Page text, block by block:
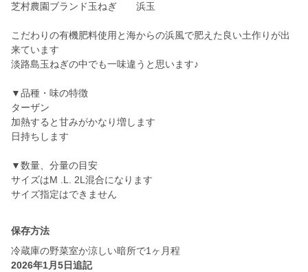
芝村農園ブランド玉ねぎ 浜玉
こだわりの有機肥料使用と海からの浜風で肥えた良い土作りが出
来ています
淡路島玉ねぎの中でも一味違うと思います♪
▼品種・味の特徴
ターザン
加熱すると甘みがかなり増します
日持ちします
▼数量、分量の目安
サイズはM .L. 2L混合になります
サイズ指定はできません
保存方法
冷蔵庫の野菜室か涼しい暗所で1ヶ月程
2026年1月5日追記